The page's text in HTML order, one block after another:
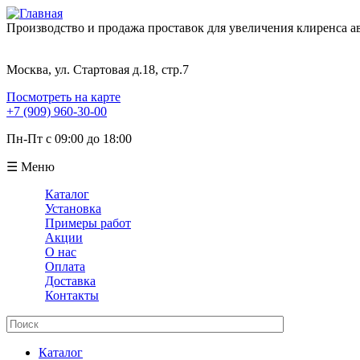
Производство и продажа проставок для увеличения клиренса
Москва, ул. Стартовая д.18, стр.7
Посмотреть на карте
+7 (909) 960-30-00
Пн-Пт с 09:00 до 18:00
☰ Меню
Каталог
Установка
Примеры работ
Акции
О нас
Оплата
Доставка
Контакты
Поиск
Каталог